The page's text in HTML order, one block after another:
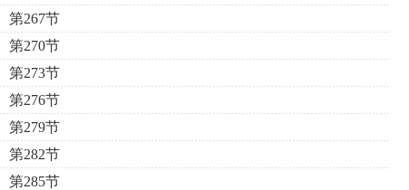
第267节
第270节
第273节
第276节
第279节
第282节
第285节